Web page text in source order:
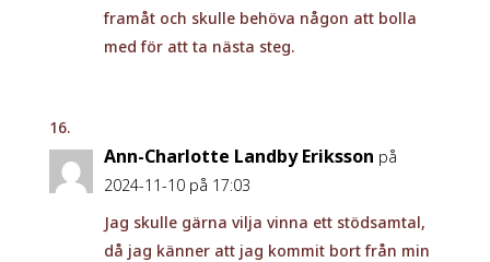
framåt och skulle behöva någon att bolla
med för att ta nästa steg.
Ann-Charlotte Landby Eriksson på
2024-11-10 på 17:03
Jag skulle gärna vilja vinna ett stödsamtal,
då jag känner att jag kommit bort från min